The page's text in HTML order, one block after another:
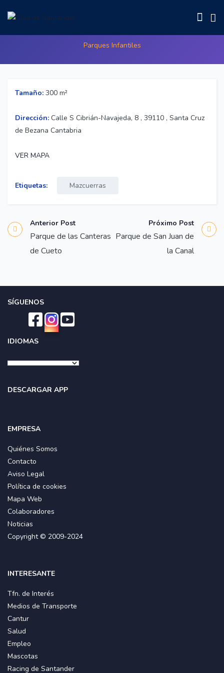
Parque infantil de San Cipriano
Parques Infantiles
Tamaño: 300 m²
Dirección: Calle S Cibrián-Navajeda, 8 , 39110 , Santa Cruz
de Bezana Cantabria
VER MAPA
Etiquetas: Mazcuerras
Anterior Post
Parque de las Canteras
de Cueto
Próximo Post
Parque de San Juan de
la Canal
SÍGUENOS
IDIOMAS
DESCARGAR APP
EMPRESA
Quiénes Somos
Contacto
Aviso Legal
Política de cookies
Mapa Web
Colaboradores
Noticias
Copyright © 2009-2024
INTERESANTE
Tfn. de Interés
Medios de Transporte
Cantur
Salud
Empleo
Mascotas
Racing de Santander